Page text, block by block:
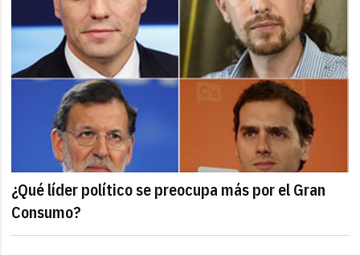
¿Qué líder político se preocupa más por el Gran
Consumo?